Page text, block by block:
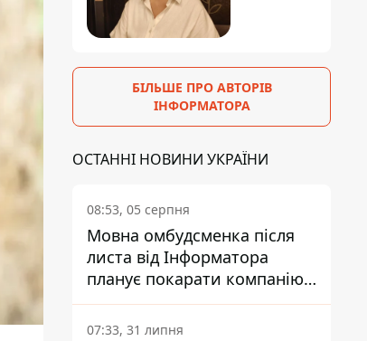
БІЛЬШЕ ПРО АВТОРІВ
ІНФОРМАТОРА
ОСТАННІ НОВИНИ УКРАЇНИ
08:53, 05 серпня
Мовна омбудсменка після
листа від Інформатора
планує покарати компанію-
підрядника ПриватБанку
07:33, 31 липня